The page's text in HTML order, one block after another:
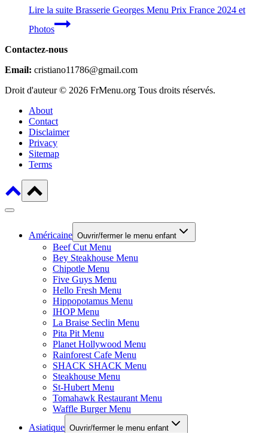
Lire la suite Brasserie Georges Menu Prix France 2024 et
Photos
Contactez-nous
Email: cristiano11786@gmail.com
Droit d'auteur © 2026 FrMenu.org Tous droits réservés.
About
Contact
Disclaimer
Privacy
Sitemap
Terms
Américaine Ouvrir/fermer le menu enfant
Beef Cut Menu
Bey Steakhouse Menu
Chipotle Menu
Five Guys Menu
Hello Fresh Menu
Hippopotamus Menu
IHOP Menu
La Braise Seclin Menu
Pita Pit Menu
Planet Hollywood Menu
Rainforest Cafe Menu
SHACK SHACK Menu
Steakhouse Menu
St-Hubert Menu
Tomahawk Restaurant Menu
Waffle Burger Menu
Asiatique Ouvrir/fermer le menu enfant